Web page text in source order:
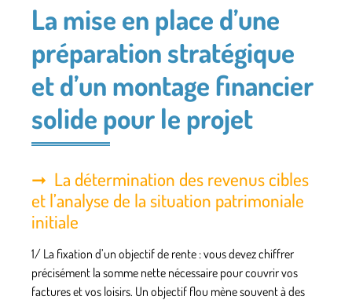
La mise en place d’une
préparation stratégique
et d’un montage financier
solide pour le projet
La détermination des revenus cibles
et l’analyse de la situation patrimoniale
initiale
1/ La fixation d’un objectif de rente : vous devez chiffrer
précisément la somme nette nécessaire pour couvrir vos
factures et vos loisirs. Un objectif flou mène souvent à des